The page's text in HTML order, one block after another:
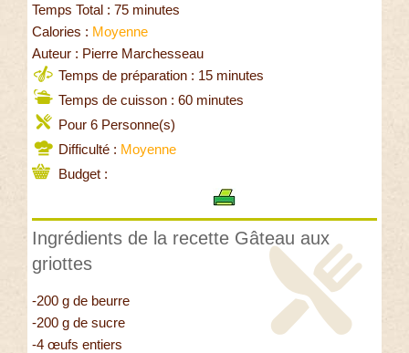
Temps Total : 75 minutes
Calories : Moyenne
Auteur : Pierre Marchesseau
Temps de préparation : 15 minutes
Temps de cuisson : 60 minutes
Pour 6 Personne(s)
Difficulté : Moyenne
Budget :
Ingrédients de la recette Gâteau aux
griottes
-200 g de beurre
-200 g de sucre
-4 œufs entiers